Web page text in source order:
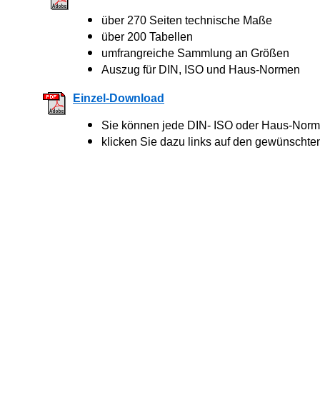
über 270 Seiten technische Maße
über 200 Tabellen
umfrangreiche Sammlung an Größen
Auszug für DIN, ISO und Haus-Normen
Einzel-Download
Sie können jede DIN- ISO oder Haus-
klicken Sie dazu links auf den